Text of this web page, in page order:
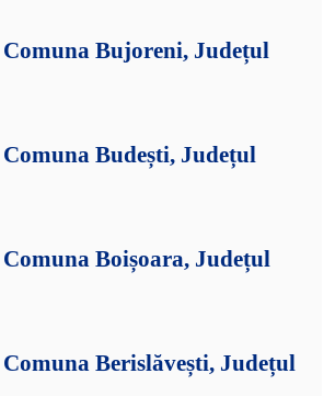
Bujoreni, Județul
Budești, Județul
Boișoara, Județul
Berislăvești, Județul